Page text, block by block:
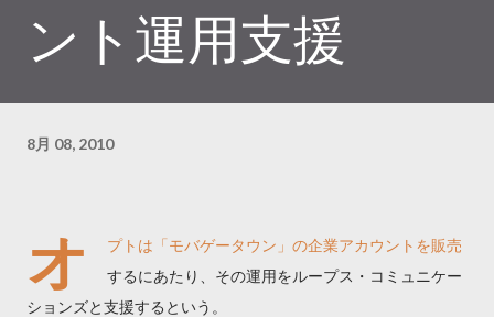
ント運用支援
8月 08, 2010
オ
プトは「モバゲータウン」の企業アカウントを販売
するにあたり、その運用をループス・コミュニケー
ションズと支援するという。